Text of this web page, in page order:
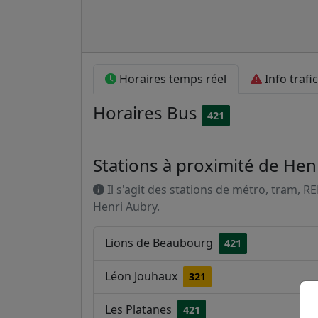
Horaires temps réel Info trafic
Horaires Bus 421
Stations à proximité de
Il s'agit des stations de métro, tram,
Henri Aubry.
Lions de Beaubourg 421
Léon Jouhaux 321
Les Platanes 421